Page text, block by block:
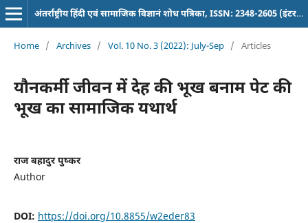
अंतर्राष्ट्रीय हिंदी एवं सामाजिक विज्ञानं शोध पत्रिका, ISSN: 2348-2605 (इंटरनेशनल पत्रिका)
Home / Archives / Vol. 10 No. 3 (2022): July-Sep / Articles
यौनकर्मी जीवन में देह की भूख बनाम पेट की
भूख का सामाजिक यथार्थ
राज बहादुर पुष्कर
Author
DOI: https://doi.org/10.8855/w2eder83